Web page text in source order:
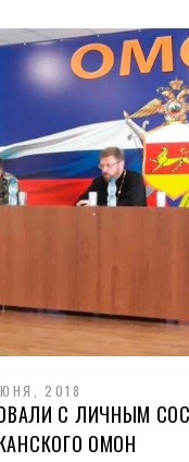
2018
С ЛИЧНЫМ
ОМОН